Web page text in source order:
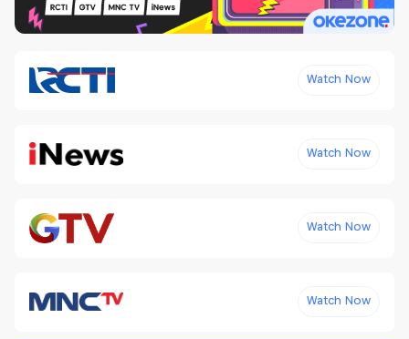
Watch Now
Watch Now
Watch Now
Watch Now